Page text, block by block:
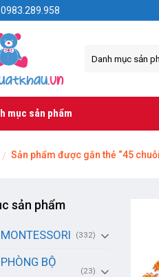
0983.289.958
mục sản phẩm
/ Sản phẩm được gắn thẻ “45
sản phẩm
(332)
BỘ
(23)